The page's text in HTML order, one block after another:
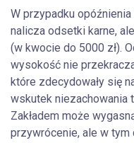
W przypadku opóźnienia
nalicza odsetki karne,
(w kwocie do 5000 zł).
wysokość nie
które zdecydowały się
wskutek niezachowania
Zakładem może
przywrócenie, ale w tym